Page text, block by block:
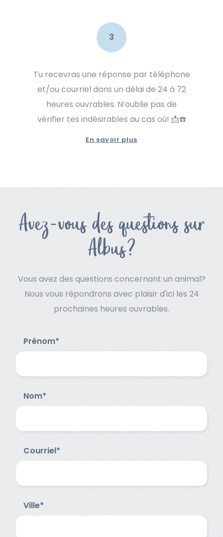
3
Tu recevras une réponse par téléphone
et/ou courriel dans un délai de 24 à 72
heures ouvrables. N’oublie pas de
vérifier tes indésirables au cas où! 📩☎️
En savoir plus
Avez-vous des questions sur
Albus?
Vous avez des questions concernant un animal?
Nous vous répondrons avec plaisir d'ici les 24
prochaines heures ouvrables.
Prénom*
Nom*
Courriel*
Ville*